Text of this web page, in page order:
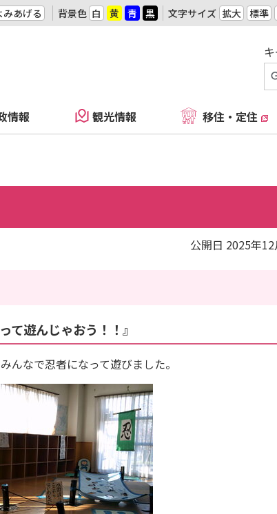
みあげる 背景色 白 黄 青 黒 文字サイズ 拡大 標準
情報 観光情報 移住・定住
公開日 2025年
遊んじゃおう！！』
んなで忍者になって遊びました。